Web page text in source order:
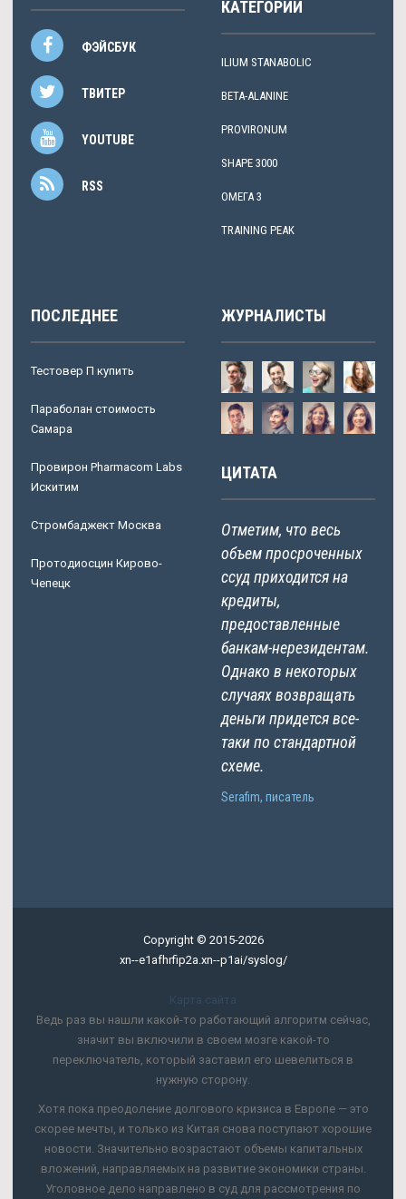
ФЭЙСБУК
ТВИТЕР
YOUTUBE
RSS
КАТЕГОРИИ
ILIUM STANABOLIC
BETA-ALANINE
PROVIRONUM
SHAPE 3000
ОМЕГА 3
TRAINING PEAK
ПОСЛЕДНЕЕ
Тестовер П купить
Параболан стоимость
Самара
Провирон Pharmacom Labs
Искитим
Стромбаджект Москва
Протодиосцин Кирово-
Чепецк
ЖУРНАЛИСТЫ
ЦИТАТА
Отметим, что весь
объем просроченных
ссуд приходится на
кредиты,
предоставленные
банкам-нерезидентам.
Однако в некоторых
случаях возвращать
деньги придется все-
таки по стандартной
схеме.
Serafim, писатель
Copyright © 2015-2026
xn--e1afhrfip2a.xn--p1ai/syslog/
Карта сайта
Ведь раз вы нашли какой-то работающий алгоритм сейчас,
значит вы включили в своем мозге какой-то
переключатель, который заставил его шевелиться в
нужную сторону.
Хотя пока преодоление долгового кризиса в Европе — это
скорее мечты, и только из Китая снова поступают хорошие
новости. Значительно возрастают объемы капитальных
вложений, направляемых на развитие экономики страны.
Уголовное дело направлено в суд для рассмотрения по